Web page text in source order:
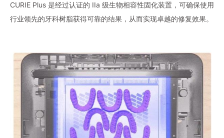
CURIE Plus 是经过认证的 IIa 级生物相容性固化装置，可确保使用
行业领先的牙科树脂获得可靠的结果，从而实现卓越的修复效果。